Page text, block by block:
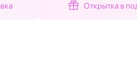
Открытка в